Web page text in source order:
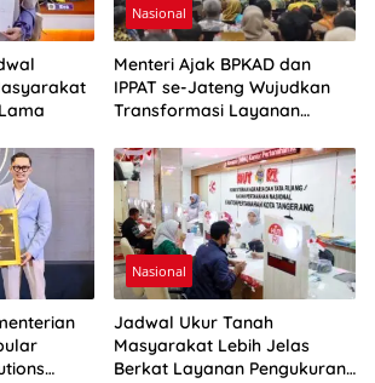
Nasional
Menteri Ajak BPKAD dan
IPPAT se-Jateng Wujudkan
Transformasi Layanan
Nasional
Jadwal Ukur Tanah
Masyarakat Lebih Jelas
Berkat Layanan Pengukuran